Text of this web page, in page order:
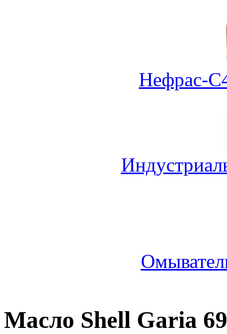
Нефрас-
Масло Shell Garia